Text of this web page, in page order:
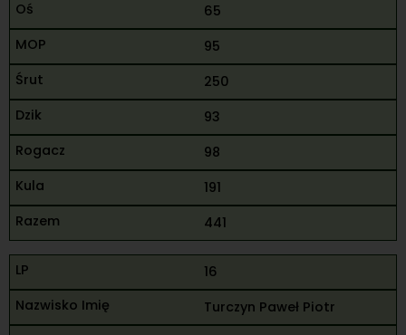
65
95
250
93
98
191
441
16
Turczyn Paweł Piotr